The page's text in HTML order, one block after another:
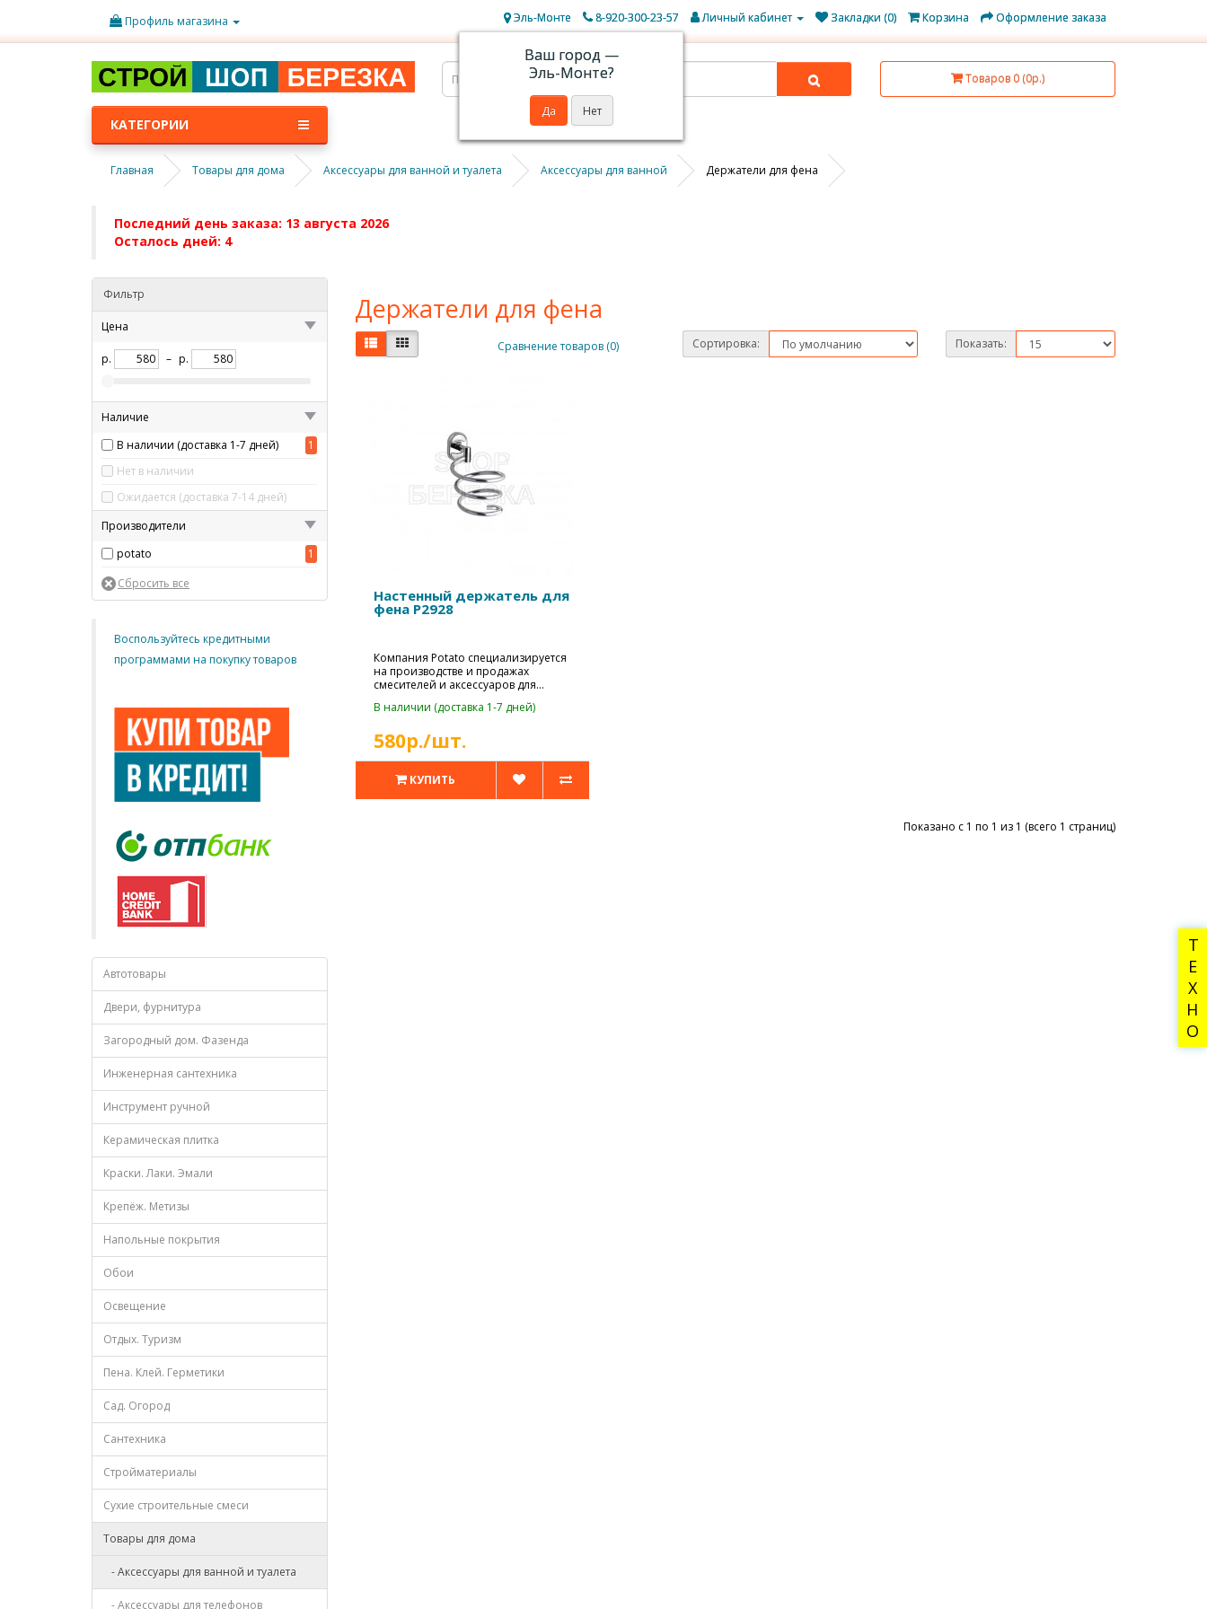
ТЕХНО
Профиль магазина Эль-Монте
Ваш город —
Эль-Монте?
8-920-300-23-57 Личный кабинет Закладки (0) Корзина Оформление заказа
Товаров 0 (0р.)
КАТЕГОРИИ
Главная Товары для дома Аксессуары для ванной и туалета Аксессуары для ванной Держатели для фена
Последний день заказа: 13 августа 2026
Осталось дней: 4
Фильтр
Цена
р. – р.
Наличие
В наличии (доставка 1-7 дней)
1
Нет в наличии
Ожидается (доставка 7-14 дней)
Производители
potato
1
Воспользуйтесь кредитными
программами на покупку товаров
Автотовары
Двери, фурнитура
Загородный дом. Фазенда
Инженерная сантехника
Инструмент ручной
Керамическая плитка
Краски. Лаки. Эмали
Крепёж. Метизы
Напольные покрытия
Обои
Освещение
Отдых. Туризм
Пена. Клей. Герметики
Сад. Огород
Сантехника
Стройматериалы
Сухие строительные смеси
Товары для дома
- Аксессуары для ванной и туалета
- Аксессуары для телефонов
Держатели для фена
Сравнение товаров (0) Сортировка: Показать:
Настенный держатель для
фена P2928
Компания Potato специализируется
на производстве и продажах
смесителей и аксессуаров для
В наличии (доставка 1-7 дней)
580р./шт.
КУПИТЬ
Показано с 1 по 1 из 1 (всего 1 страниц)